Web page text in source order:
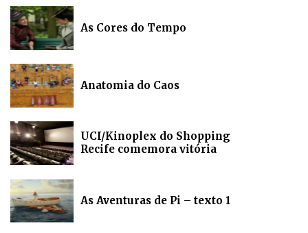
As Cores do Tempo
Anatomia do Caos
UCI/Kinoplex do Shopping
Recife comemora vitória
As Aventuras de Pi – texto 1